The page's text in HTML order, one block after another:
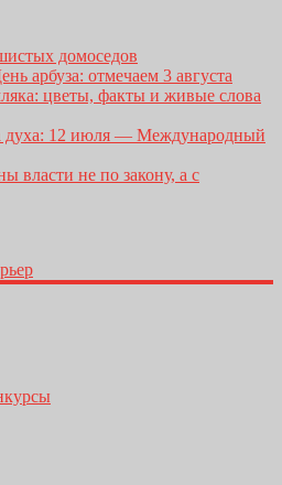
домоседов
арбуза: отмечаем 3 августа
цветы, факты и живые слова
духа: 12 июля — Международный
власти не по закону, а с